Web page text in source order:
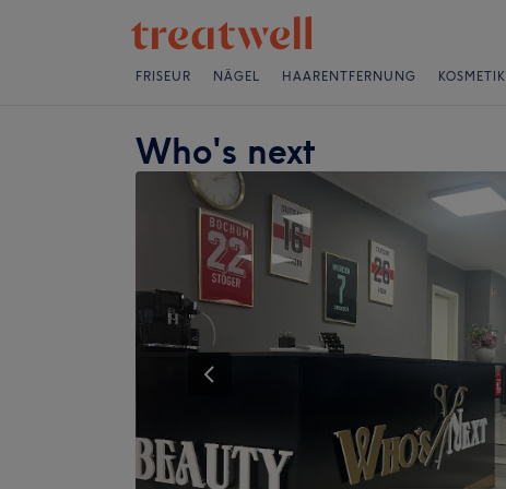
FRISEUR NÄGEL HAARENTFERNUNG KOSMETIK
Who's next